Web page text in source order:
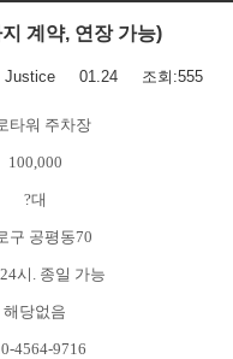
계약, 연장 가능)
Justice 01.24 조회:555
타워 주차장
100,000
?대
구 공평동70
시. 종일 가능
해당없음
4564-9716